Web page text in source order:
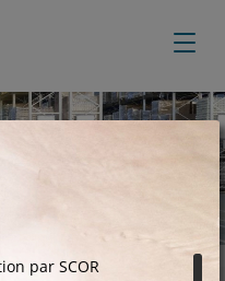
par SCOR